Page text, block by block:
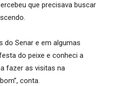
que precisava buscar
do Senar e em algumas
do peixe e conheci a
fazer as visitas na
conta.